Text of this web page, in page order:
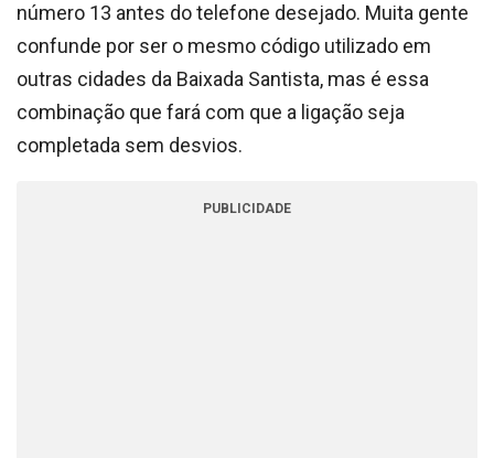
número 13 antes do telefone desejado. Muita gente
confunde por ser o mesmo código utilizado em
outras cidades da Baixada Santista, mas é essa
combinação que fará com que a ligação seja
completada sem desvios.
PUBLICIDADE